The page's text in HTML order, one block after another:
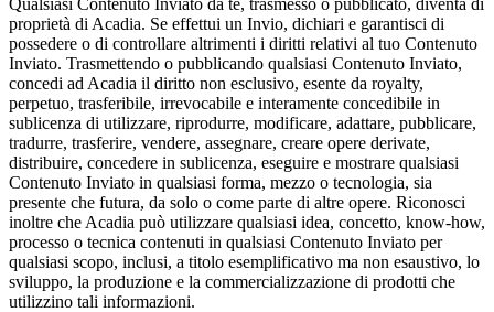
proprietà di Acadia. Se effettui un Invio, dichiari e garantisci di
possedere o di controllare altrimenti i diritti relativi al tuo Contenuto
Inviato. Trasmettendo o pubblicando qualsiasi Contenuto Inviato,
concedi ad Acadia il diritto non esclusivo, esente da royalty,
perpetuo, trasferibile, irrevocabile e interamente concedibile in
sublicenza di utilizzare, riprodurre, modificare, adattare, pubblicare,
tradurre, trasferire, vendere, assegnare, creare opere derivate,
distribuire, concedere in sublicenza, eseguire e mostrare qualsiasi
Contenuto Inviato in qualsiasi forma, mezzo o tecnologia, sia
presente che futura, da solo o come parte di altre opere. Riconosci
inoltre che Acadia può utilizzare qualsiasi idea, concetto, know-how,
processo o tecnica contenuti in qualsiasi Contenuto Inviato per
qualsiasi scopo, inclusi, a titolo esemplificativo ma non esaustivo, lo
sviluppo, la produzione e la commercializzazione di prodotti che
utilizzino tali informazioni.